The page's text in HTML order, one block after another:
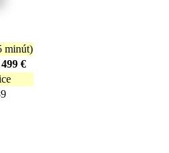
minút)
499 €